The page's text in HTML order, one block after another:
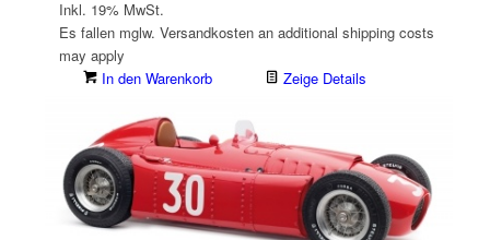
Inkl. 19% MwSt.
Es fallen mglw. Versand­kosten an additional shipping costs
may apply
In den Warenkorb
Zeige Details